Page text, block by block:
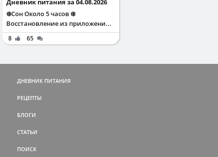
Дневник питания за 04.08.2026
❄️Сон Около 5 часов ❄️
Восстановление из приложени...
8 65
ДНЕВНИК ПИТАНИЯ
РЕЦЕПТЫ
БЛОГИ
СТАТЬИ
ПОИСК